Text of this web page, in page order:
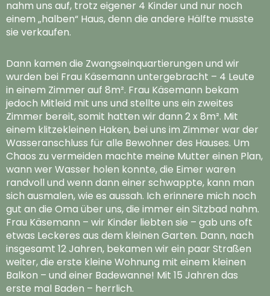
nahm uns auf, trotz eigener 4 Kinder und nur noch
einem „halben“ Haus, denn die andere Hälfte musste
sie verkaufen.
Dann kamen die Zwangseinquartierungen und wir
wurden bei Frau Käsemann untergebracht – 4 Leute
in einem Zimmer auf 8m². Frau Käsemann bekam
jedoch Mitleid mit uns und stellte uns ein zweites
Zimmer bereit, somit hatten wir dann 2 x 8m². Mit
einem klitzekleinen Haken, bei uns im Zimmer war der
Wasseranschluss für alle Bewohner des Hauses. Um
Chaos zu vermeiden machte meine Mutter einen Plan,
wann wer Wasser holen konnte, die Eimer waren
randvoll und wenn dann einer schwappte, kann man
sich ausmalen, wie es aussah. Ich erinnere mich noch
gut an die Oma über uns, die immer ein Sitzbad nahm.
Frau Käsemann – wir Kinder liebten sie – gab uns oft
etwas Leckeres aus dem kleinen Garten. Dann, nach
insgesamt 12 Jahren, bekamen wir ein paar Straßen
weiter, die erste kleine Wohnung mit einem kleinen
Balkon – und einer Badewanne! Mit 15 Jahren das
erste mal Baden – herrlich.